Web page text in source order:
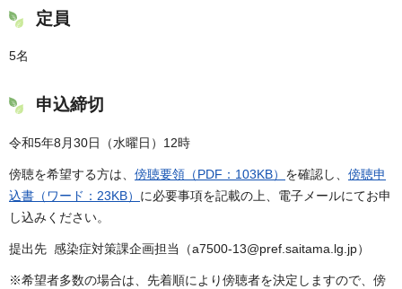
定員
5名
申込締切
令和5年8月30日（水曜日）12時
傍聴を希望する方は、 傍聴要領（PDF：103KB） を確認し、 傍聴申
込書（ワード：23KB） に必要事項を記載の上、電子メールにてお申
し込みください。
提出先 感染症対策課企画担当（a7500-13@pref.saitama.lg.jp）
※希望者多数の場合は、先着順により傍聴者を決定しますので、傍